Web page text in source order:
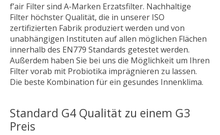
f’air Filter sind A-Marken Erzatsfilter. Nachhaltige
Filter höchster Qualität, die in unserer ISO
zertifizierten Fabrik produziert werden und von
unabhängigen Instituten auf allen möglichen Flächen
innerhalb des EN779 Standards getestet werden.
Außerdem haben Sie bei uns die Möglichkeit um Ihren
Filter vorab mit Probiotika imprägnieren zu lassen.
Die beste Kombination für ein gesundes Innenklima.
Standard G4 Qualität zu einem G3
Preis